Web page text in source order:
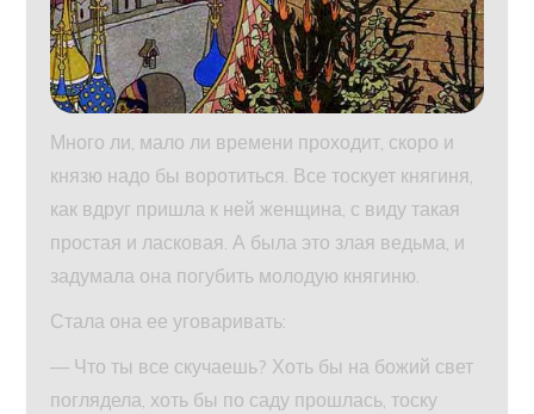
Много ли, мало ли времени проходит, скоро и
князю надо бы воротиться. Все тоскует княгиня,
как вдруг пришла к ней женщина, с виду такая
простая и ласковая. А была это злая ведьма, и
задумала она погубить молодую княгиню.
Стала она ее уговаривать:
— Что ты все скучаешь? Хоть бы на божий свет
поглядела, хоть бы по саду прошлась, тоску